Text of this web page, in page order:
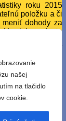
našej
na tlačidlo
cookie.
roku 2015
položku a či
dohody za
alebo miesto
radšej dve
zámer – znížiť
jednotlivých
rôzne príklady,
pohľad
štát).